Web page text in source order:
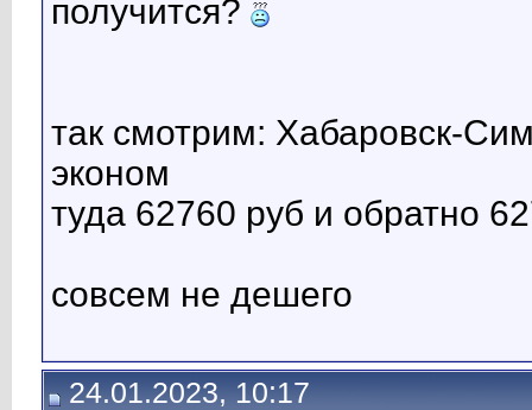
получится?
так смотрим: Хабаровск-
эконом
туда 62760 руб и обратно
совсем не дешего
24.01.2023, 10:17